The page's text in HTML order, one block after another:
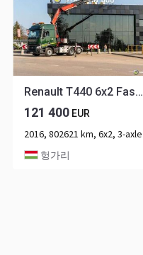
Renault T440 6x2 Fassi F485RA.2.26XEDynamic Crane
121 400 EUR
2016, 802621 km, 6x2, 3-axle
헝가리